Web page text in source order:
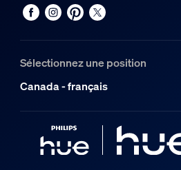
Sélectionnez une position
Canada - français